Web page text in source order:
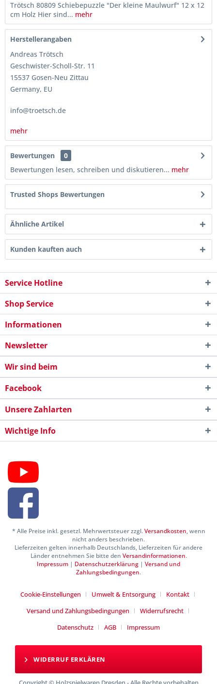
Trötsch 80809 Schiebepuzzle "Der kleine Maulwurf" 12 x 12
cm Holz Hier sind... mehr
Herstellerangaben
Andreas Trötsch
Geschwister-Scholl-Str. 11
15537 Gosen-Neu Zittau
Germany, EU
info@troetsch.de
mehr
Bewertungen
0
Bewertungen lesen, schreiben und diskutieren... mehr
Trusted Shops Bewertungen
Ähnliche Artikel
Kunden kauften auch
Service Hotline
Shop Service
Informationen
Newsletter
Wir sind beim
Facebook
Unsere Zahlarten
Wichtige Info
* Alle Preise inkl. gesetzl. Mehrwertsteuer zzgl.Versandkosten, wenn
nicht anders beschrieben.
Lieferzeiten gelten innerhalb Deutschlands, Lieferzeiten für andere
Länder entnehmen Sie bitte den Versandinformationen.
Impressum | Datenschutzerklärung | Versand und
Zahlungsbedingungen.
Cookie-Einstellungen Umwelt & Entsorgung
Kontakt
Versand und Zahlungsbedingungen
Widerrufsrecht
Datenschutz
AGB Impressum
WIDERRUF ERKLÄREN